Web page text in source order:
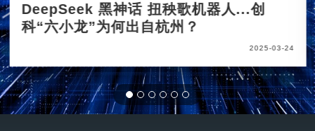
DeepSeek 黑神话 扭秧歌机器人...创
科“六小龙”为何出自杭州？
2025-03-24